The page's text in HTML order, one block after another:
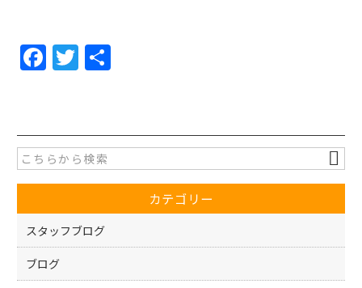
F
a
e
b
o
o
k
T
w
er
カテゴリー
スタッフブログ
ブログ